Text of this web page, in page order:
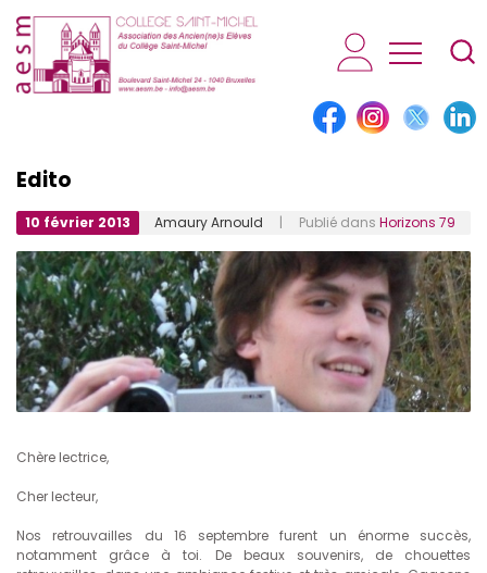
AESM...
Edito
10 février 2013 Amaury Arnould | Publié dans Horizons 79
Chère lectrice,
Cher lecteur,
Nos retrouvailles du 16 septembre furent un énorme succès,
notamment grâce à toi. De beaux souvenirs, de chouettes